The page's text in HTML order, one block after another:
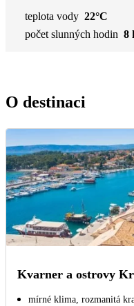
teplota vody 22°C
počet slunných hodin 8
O destinaci
Kvarner a ostrovy
mírné klima, rozmanitá